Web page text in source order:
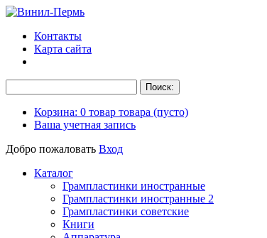
Контакты
Карта сайта
Корзина: 0 товар товара (пусто)
Ваша учетная запись
Добро пожаловать Вход
Каталог
Грампластинки иностранные
Грампластинки иностранные 2
Грампластинки советские
Книги